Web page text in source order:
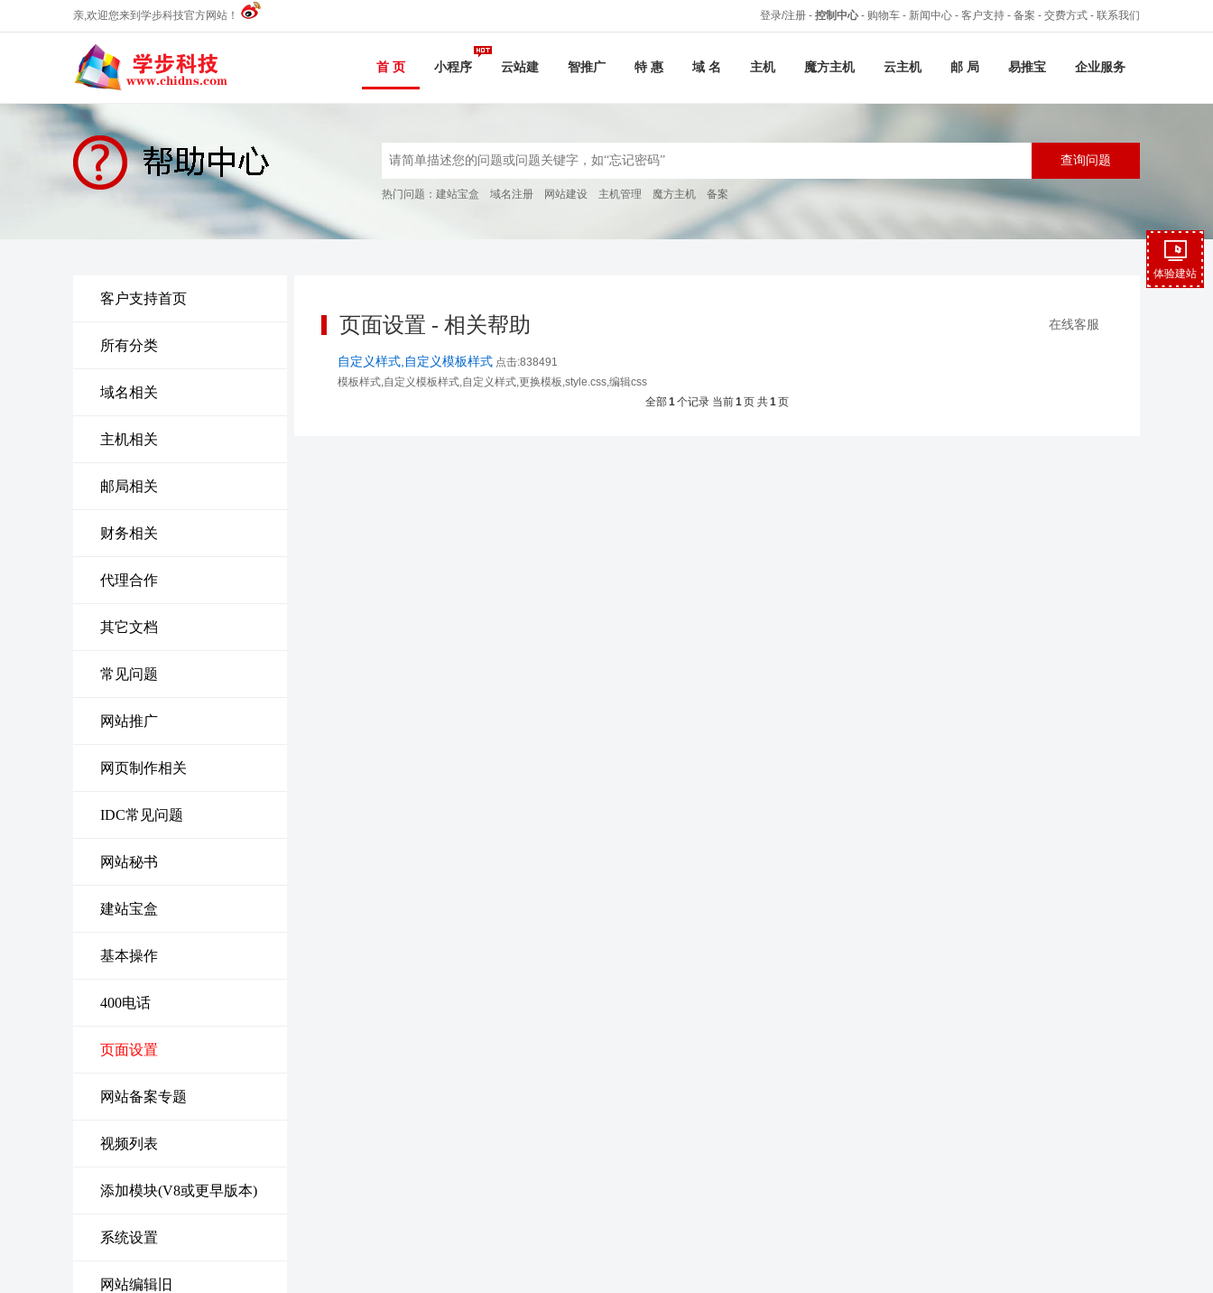
亲,欢迎您来到学步科技官方网站！ 登录/注册 - 控制中心 - 购物车 - 新闻中心 - 客户支持 - 备案 - 交费方式 - 联系我们
首 页 小程序 云站建 智推广 特 惠 域 名 主机 魔方主机 云主机 邮 局 易推宝 企业服务
热门问题： 建站宝盒 域名注册 网站建设 主机管理 魔方主机 备案
客户支持首页
所有分类
域名相关
主机相关
邮局相关
财务相关
代理合作
其它文档
常见问题
网站推广
网页制作相关
IDC常见问题
网站秘书
建站宝盒
基本操作
400电话
页面设置
网站备案专题
视频列表
添加模块(V8或更早版本)
系统设置
网站编辑旧
页面设置 - 相关帮助 在线客服
自定义样式,自定义模板样式 点击:838491
模板样式,自定义模板样式,自定义样式,更换模板,style.css,编辑css
全部1个记录 当前1页 共1页
体验建站